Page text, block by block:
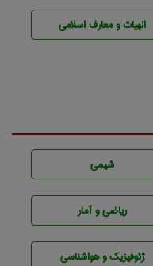
الهیات و معارف اسلامی
شيمی
ریاضی و آمار
ژئوفيزيك و هواشناسی